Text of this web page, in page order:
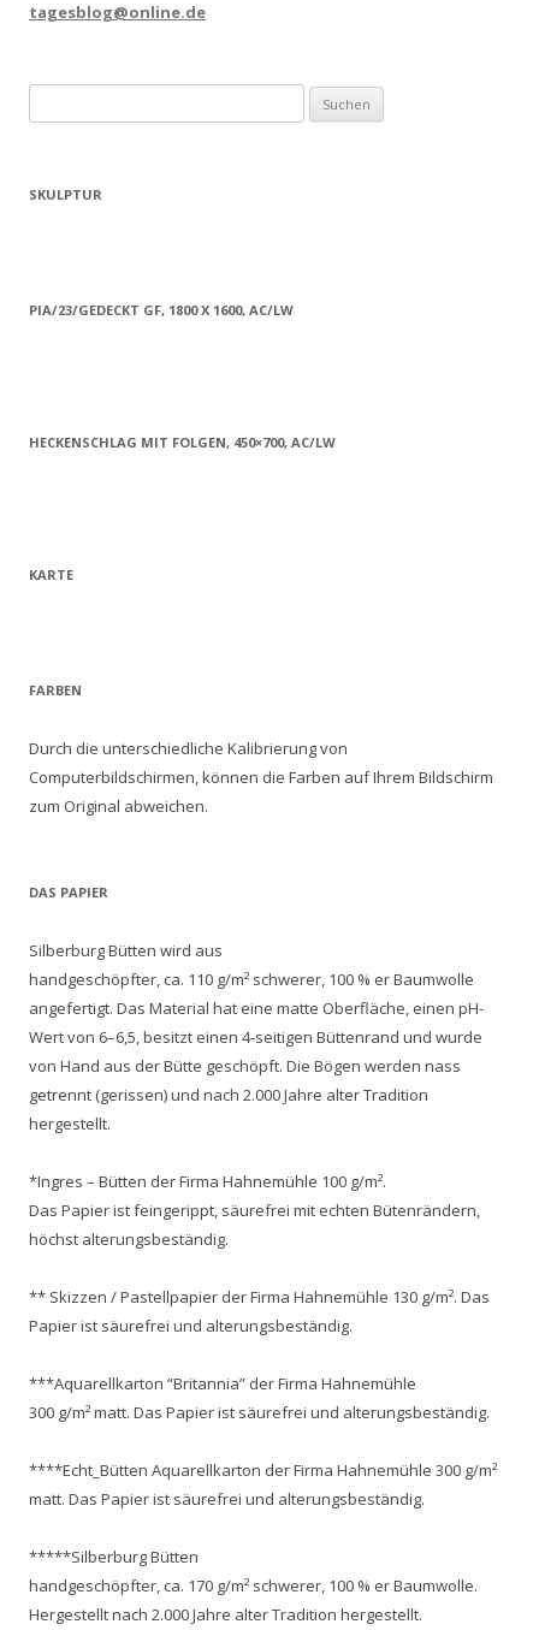
tagesblog@online.de
nach:
SKULPTUR
PIA/23/GEDECKT GF, 1800 X 1600, AC/LW
HECKENSCHLAG MIT FOLGEN, 450×700, AC/LW
KARTE
FARBEN
Durch die unterschiedliche Kalibrierung von
Computerbildschirmen, können die Farben auf Ihrem Bildschirm
zum Original abweichen.
DAS PAPIER
Silberburg Bütten wird aus
handgeschöpfter, ca. 110 g/m² schwerer, 100 % er Baumwolle
angefertigt. Das Material hat eine matte Oberfläche, einen pH-
Wert von 6–6,5, besitzt einen 4-seitigen Büttenrand und wurde
von Hand aus der Bütte geschöpft. Die Bögen werden nass
getrennt (gerissen) und nach 2.000 Jahre alter Tradition
hergestellt.
*Ingres – Bütten der Firma Hahnemühle 100 g/m².
Das Papier ist feingerippt, säurefrei mit echten Bütenrändern,
höchst alterungsbeständig.
** Skizzen / Pastellpapier der Firma Hahnemühle 130 g/m². Das
Papier ist säurefrei und alterungsbeständig.
***Aquarellkarton “Britannia” der Firma Hahnemühle
300 g/m² matt. Das Papier ist säurefrei und alterungsbeständig.
****Echt_Bütten Aquarellkarton der Firma Hahnemühle 300 g/m²
matt. Das Papier ist säurefrei und alterungsbeständig.
*****Silberburg Bütten
handgeschöpfter, ca. 170 g/m² schwerer, 100 % er Baumwolle.
Hergestellt nach 2.000 Jahre alter Tradition hergestellt.